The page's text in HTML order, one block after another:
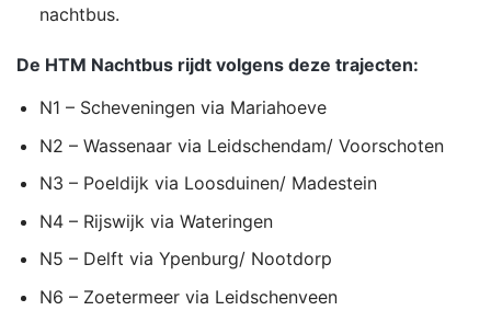
nachtbus.
De HTM Nachtbus rijdt volgens deze trajecten:
N1 – Scheveningen via Mariahoeve
N2 – Wassenaar via Leidschendam/ Voorschoten
N3 – Poeldijk via Loosduinen/ Madestein
N4 – Rijswijk via Wateringen
N5 – Delft via Ypenburg/ Nootdorp
N6 – Zoetermeer via Leidschenveen